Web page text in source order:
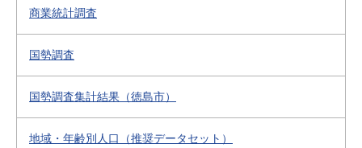
商業統計調査
国勢調査
国勢調査集計結果（徳島市）
地域・年齢別人口（推奨データセット）